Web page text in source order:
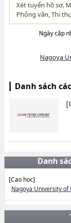
Xét tuyển hồ sơ,
Phỏng vấn, Thi
Ngày cập
Nagoya
Danh sách
Danh
[Cao học]
Nagoya University of